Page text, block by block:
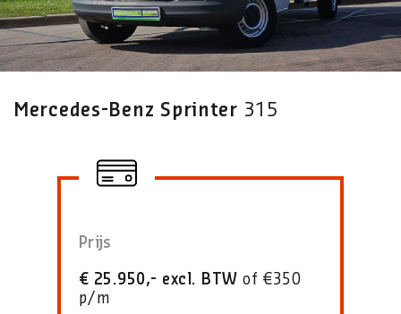
Mercedes-Benz Sprinter 315
Prijs
€ 25.950,- excl. BTWof €350
p/m